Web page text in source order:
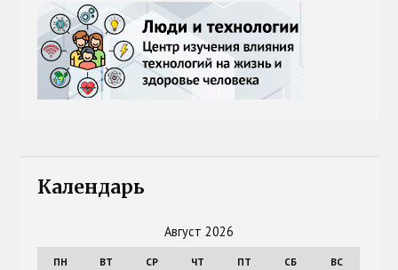
Календарь
Август 2026
ПН ВТ СР ЧТ ПТ СБ ВС